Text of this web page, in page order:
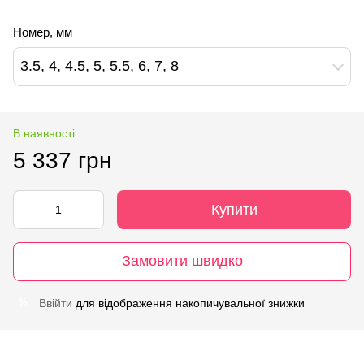
Номер, мм
3.5, 4, 4.5, 5, 5.5, 6, 7, 8
В наявності
5 337 грн
Купити
Замовити швидко
Ввійти для відображення накопичувальної знижки